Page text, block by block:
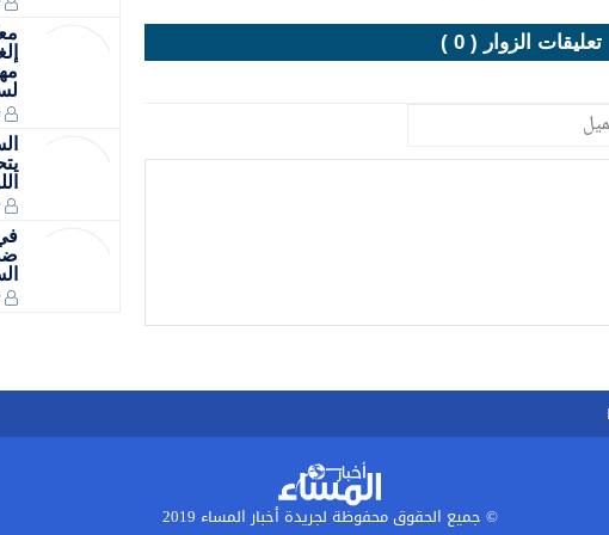
تعليقات الزوار ( 0 )
© جميع الحقوق محفوظة لجريدة أخبار المساء 2019